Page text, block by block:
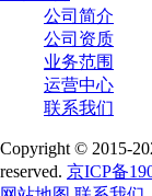
公司简介
公司资质
业务范围
运营中心
联系我们
Copyright © 2015-
reserved. 京ICP备